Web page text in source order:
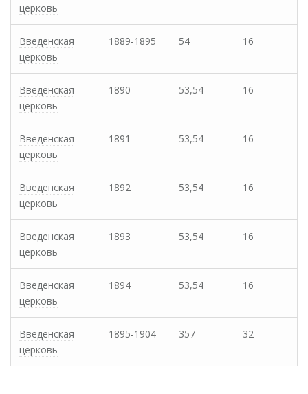
церковь
Введенская
церковь
1889-1895 54 16
Введенская
церковь
1890 53,54 16
Введенская
церковь
1891 53,54 16
Введенская
церковь
1892 53,54 16
Введенская
церковь
1893 53,54 16
Введенская
церковь
1894 53,54 16
Введенская
церковь
1895-1904 357 32